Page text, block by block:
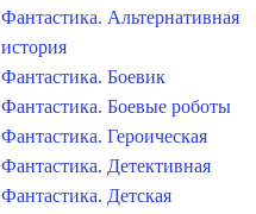
Фантастика. Альтернативная
история
Фантастика. Боевик
Фантастика. Боевые роботы
Фантастика. Героическая
Фантастика. Детективная
Фантастика. Детская